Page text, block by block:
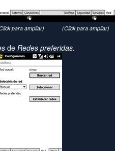
para ampliar) (Click para ampliar)
de Redes preferidas.